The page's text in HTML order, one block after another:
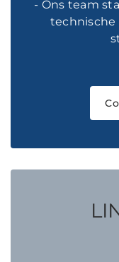
- Ons team
technische